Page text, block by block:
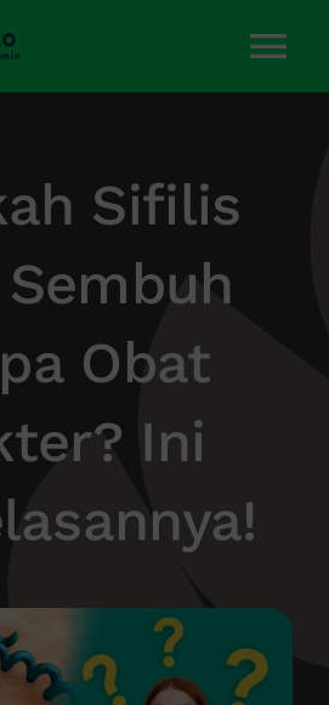
Sifilis
Obat
Ini